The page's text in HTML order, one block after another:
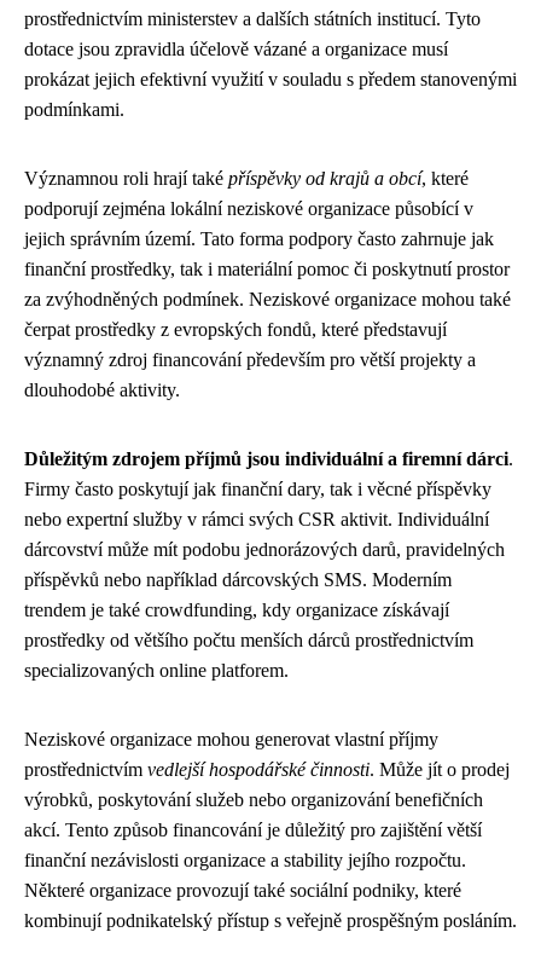
prostřednictvím ministerstev a dalších státních institucí. Tyto
dotace jsou zpravidla účelově vázané a organizace musí
prokázat jejich efektivní využití v souladu s předem stanovenými
podmínkami.
Významnou roli hrají také příspěvky od krajů a obcí, které
podporují zejména lokální neziskové organizace působící v
jejich správním území. Tato forma podpory často zahrnuje jak
finanční prostředky, tak i materiální pomoc či poskytnutí prostor
za zvýhodněných podmínek. Neziskové organizace mohou také
čerpat prostředky z evropských fondů, které představují
významný zdroj financování především pro větší projekty a
dlouhodobé aktivity.
Důležitým zdrojem příjmů jsou individuální a firemní dárci.
Firmy často poskytují jak finanční dary, tak i věcné příspěvky
nebo expertní služby v rámci svých CSR aktivit. Individuální
dárcovství může mít podobu jednorázových darů, pravidelných
příspěvků nebo například dárcovských SMS. Moderním
trendem je také crowdfunding, kdy organizace získávají
prostředky od většího počtu menších dárců prostřednictvím
specializovaných online platforem.
Neziskové organizace mohou generovat vlastní příjmy
prostřednictvím vedlejší hospodářské činnosti. Může jít o prodej
výrobků, poskytování služeb nebo organizování benefičních
akcí. Tento způsob financování je důležitý pro zajištění větší
finanční nezávislosti organizace a stability jejího rozpočtu.
Některé organizace provozují také sociální podniky, které
kombinují podnikatelský přístup s veřejně prospěšným posláním.